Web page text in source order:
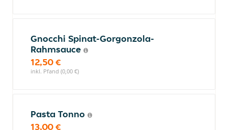
Gnocchi Spinat-Gorgonzola-
Rahmsauce
12,50 €
inkl. Pfand (0,00 €)
Pasta Tonno
13,00 €